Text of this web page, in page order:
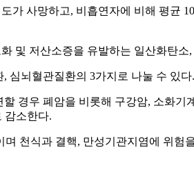
가 사망하고, 비흡연자에 비해 평균
및 저산소증을 유발하는 일산화탄
심뇌혈관질환의 3가지로 나눌 수 있다.
경우 폐암을 비롯해 구강암, 소화
감소한다.
천식과 결핵, 만성기관지염에 위